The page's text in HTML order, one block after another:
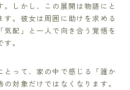
。しかし、この展開は物語にと
す。彼女は周囲に助けを求める
気配」と一人で向き合う覚悟を
。
とって、家の中で感じる「誰か
対象だけではなくなります。